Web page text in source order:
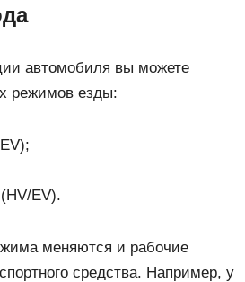
автомобиля вы можете
режимов езды:
EV).
меняются и рабочие
средства. Например, у